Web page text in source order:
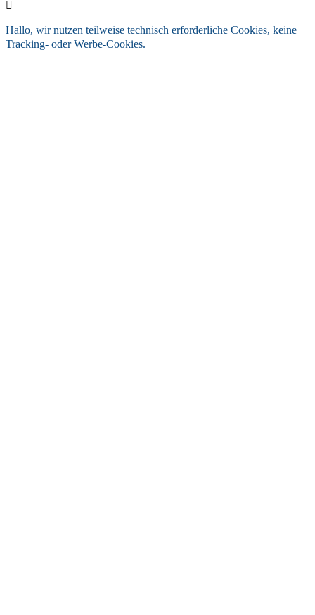
Hallo, wir nutzen teilweise technisch erforderliche Cookies, keine
Tracking- oder Werbe-Cookies.